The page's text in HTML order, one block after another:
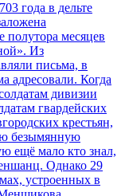
года в дельте
полутора месяцев
Из
письма, в
адресовали. Когда
дивизии
гвардейских
крестьян,
безымянную
ещё мало кто знал,
Однако 29
устроенных в